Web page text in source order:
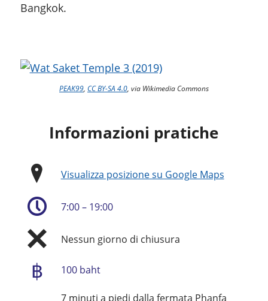
Bangkok.
PEAK99, CC BY-SA 4.0, via Wikimedia Commons
Informazioni pratiche
Visualizza posizione su Google Maps
7:00 – 19:00
Nessun giorno di chiusura
฿ 100 baht
7 minuti a piedi dalla fermata Phanfa